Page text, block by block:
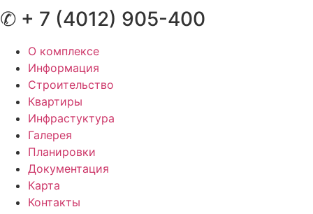
✆ + 7 (4012) 905-400
О комплексе
Информация
Строительство
Квартиры
Инфрастуктура
Галерея
Планировки
Документация
Карта
Контакты